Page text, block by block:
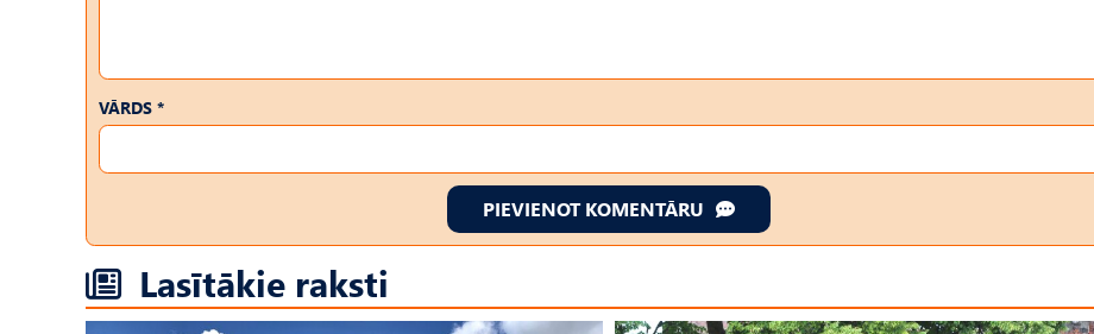
VĀRDS *
PIEVIENOT KOMENTĀRU
Lasītākie raksti